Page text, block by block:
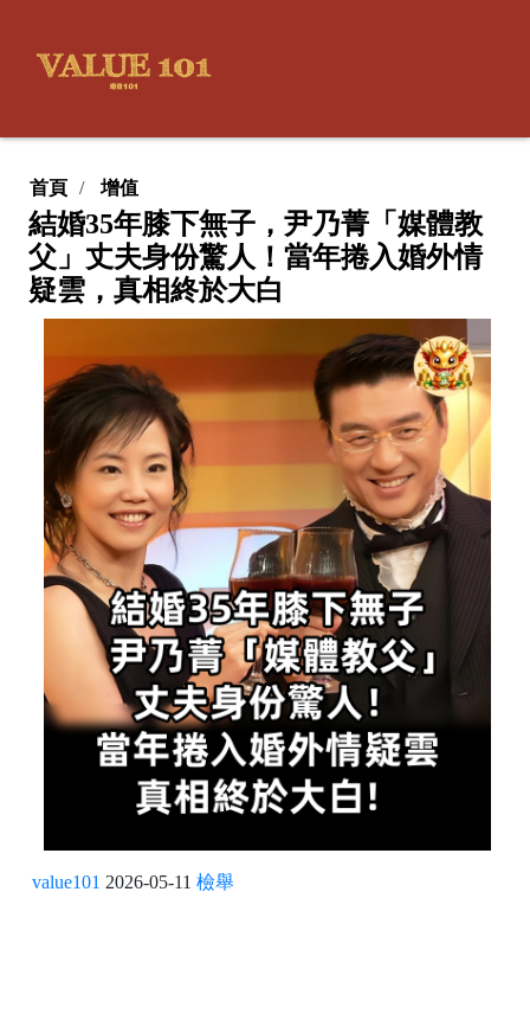
首頁 增值
結婚35年膝下無子，尹乃菁「媒體教
父」丈夫身份驚人！當年捲入婚外情
疑雲，真相終於大白
value101 2026-05-11 檢舉